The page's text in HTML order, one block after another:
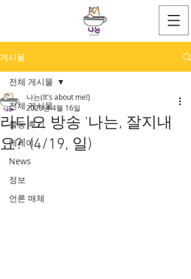
게시물
전체 게시물
활동 후기
에세이
News
정보
언론 매체
전체 게시물
라디오 방송 '나는, 잘지내
요?' (4/19, 일)
나는(It's about me!)
2020년 4월 16일